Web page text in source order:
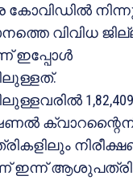
വിവിധ
ഇപ്പോള്‍
ഇന്ന്